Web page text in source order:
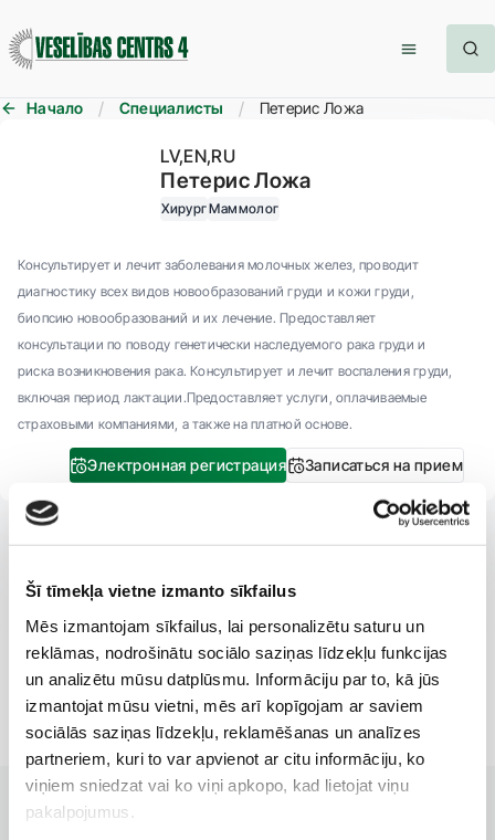
Šī tīmekļa vietne izmanto sīkfailus
Mēs izmantojam sīkfailus, lai personalizētu saturu un
reklāmas, nodrošinātu sociālo saziņas līdzekļu funkcijas
un analizētu mūsu datplūsmu. Informāciju par to, kā jūs
izmantojat mūsu vietni, mēs arī kopīgojam ar saviem
sociālās saziņas līdzekļu, reklamēšanas un analīzes
partneriem, kuri to var apvienot ar citu informāciju, ko
viņiem sniedzat vai ko viņi apkopo, kad lietojat viņu
pakalpojumus.
Начало Специалисты Петерис Ложа
LV EN RU
Петерис Ложа
ХирургМаммолог
Консультирует и лечит заболевания молочных желез, проводит
диагностику всех видов новообразований груди и кожи груди,
биопсию новообразований и их лечение. Предоставляет
консультации по поводу генетически наследуемого рака груди и
риска возникновения рака. Консультирует и лечит воспаления груди,
включая период лактации.Предоставляет услуги, оплачиваемые
страховыми компаниями, а также на платной основе.
Электронная регистрация Записаться на прием
КЛИНИКИ С ЛУЧШИМИ УСЛУГАМИ